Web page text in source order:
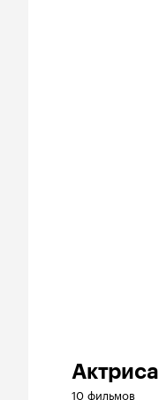
Актриса
10 фильмов